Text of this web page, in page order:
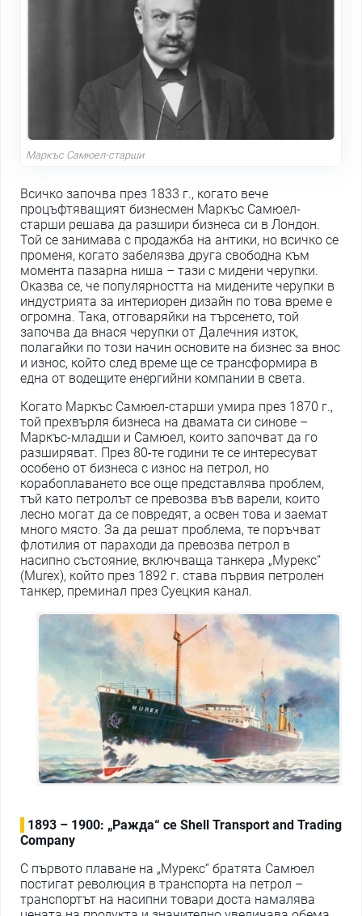
Маркъс Самюел-старши
Всичко започва през 1833 г., когато вече
процъфтяващият бизнесмен Маркъс Самюел-
старши решава да разшири бизнеса си в Лондон.
Той се занимава с продажба на антики, но всичко се
променя, когато забелязва друга свободна към
момента пазарна ниша – тази с мидени черупки.
Оказва се, че популярността на мидените черупки в
индустрията за интериорен дизайн по това време е
огромна. Така, отговаряйки на търсенето, той
започва да внася черупки от Далечния изток,
полагайки по този начин основите на бизнес за внос
и износ, който след време ще се трансформира в
една от водещите енергийни компании в света.
Когато Маркъс Самюел-старши умира през 1870 г.,
той прехвърля бизнеса на двамата си синове –
Маркъс-младши и Самюел, които започват да го
разширяват. През 80-те години те се интересуват
особено от бизнеса с износ на петрол, но
корабоплаването все още представлява проблем,
тъй като петролът се превозва във варели, които
лесно могат да се повредят, а освен това и заемат
много място. За да решат проблема, те поръчват
флотилия от параходи да превозва петрол в
насипно състояние, включваща танкера „Мурекс“
(Murex), който през 1892 г. става първия петролен
танкер, преминал през Суецкия канал.
1893 – 1900: „Ражда“ се Shell Transport and Trading
Company
С първото плаване на „Мурекс“ братята Самюел
постигат революция в транспорта на петрол –
транспортът на насипни товари доста намалява